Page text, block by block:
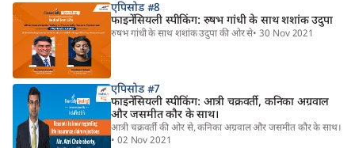
एपिसोड #8
फाइनेंसियली स्पीकिंग: रुषभ गांधी के साथ शशांक उदुपा
रुषभ गांधी के साथ शशांक उदुपा की ओर से• 30 Nov 2021
एपिसोड #7
फाइनेंसियली स्पीकिंग: आत्री चक्रवर्ती, कनिका अग्रवाल
और जसमीत कौर के साथ।
आत्री चक्रवर्ती की ओर से, कनिका अग्रवाल और जसमीत कौर के साथ।
• 02 Nov 2021